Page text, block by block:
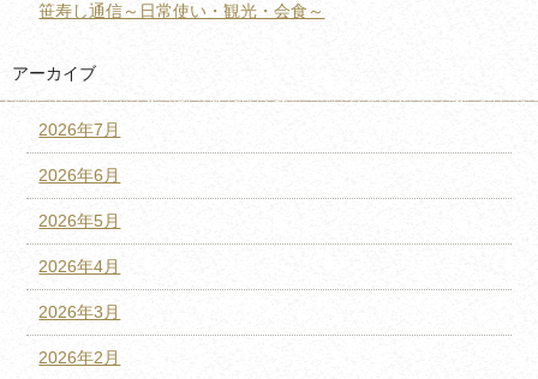
笹寿し通信～日常使い・観光・会食～
アーカイブ
2026年7月
2026年6月
2026年5月
2026年4月
2026年3月
2026年2月